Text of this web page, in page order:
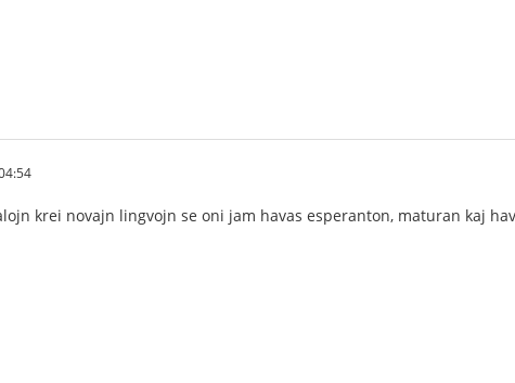
krei novajn lingvojn se oni jam havas esperanton, maturan kaj